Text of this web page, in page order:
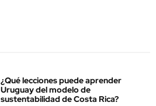
¿Qué lecciones puede aprender
Uruguay del modelo de
sustentabilidad de Costa Rica?